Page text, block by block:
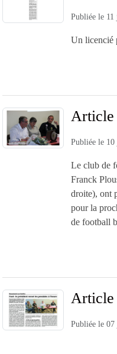
Publiée le
Un licencié
Article
Publiée le
Le club de
Franck
droite), ont
pour la
de football
Publiée le 07